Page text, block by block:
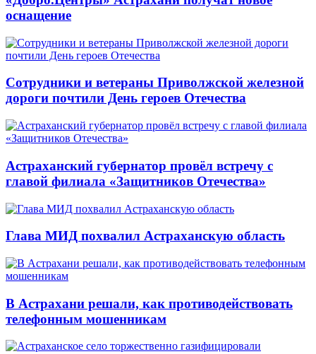
оснащение
Сотрудники и ветераны Приволжской железной
дороги почтили День героев Отечества
Астраханский губернатор провёл встречу с
главой филиала «Защитников Отечества»
Глава МИД похвалил Астраханскую область
В Астрахани решали, как противодействовать
телефонным мошенникам